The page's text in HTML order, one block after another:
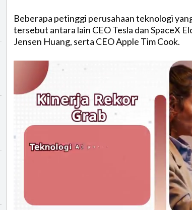
Beberapa petinggi perusahaan teknologi
tersebut antara lain CEO Tesla dan SpaceX
Jensen Huang, serta CEO Apple Tim Cook.